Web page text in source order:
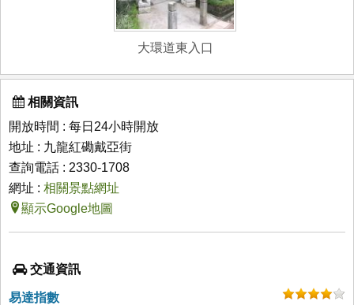
大環道東入口
相關資訊
開放時間 : 每日24小時開放
地址 : 九龍紅磡戴亞街
查詢電話 : 2330-1708
網址 : 相關景點網址
顯示Google地圖
交通資訊
易達指數